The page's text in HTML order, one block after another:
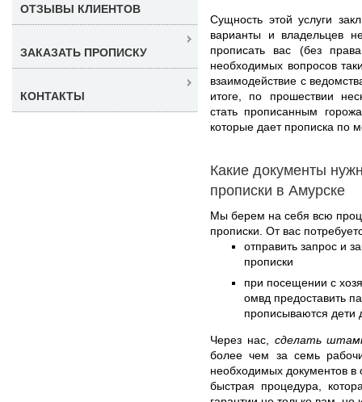
Сущность этой услуги
варианты и владельцев
прописать вас (без
необходимых вопросов
взаимодействие с
итоге, по прошествии
стать прописанным
которые дает прописка по
Какие документы
прописки в Амурске
Мы берем на себя всю
прописки. От вас
отправить запрос и
прописки
при посещении с
омвд предоставить
прописываются дети
Через нас, сделать
более чем за семь
необходимых документов
быстрая процедура,
ОТЗЫВЫ КЛИЕНТОВ
ЗАКАЗАТЬ ПРОПИСКУ
КОНТАКТЫ